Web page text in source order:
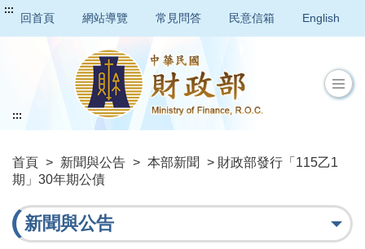
:::
回首頁 網站導覽 常見問答 民意信箱 English
首頁 > 新聞與公告 > 本部新聞
> 財政部發行「115乙1
期」30年期公債
:::
新聞與公告